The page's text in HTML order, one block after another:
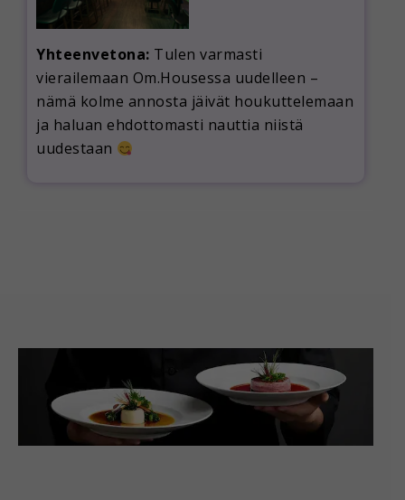
Yhteenvetona: Tulen varmasti
vierailemaan Om.Housessa uudelleen –
nämä kolme annosta jäivät houkuttelemaan
ja haluan ehdottomasti nauttia niistä
uudestaan